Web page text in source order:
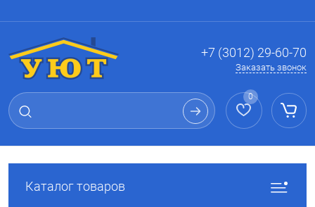
+7 (3012) 29-60-70
Заказать звонок
0
Каталог товаров